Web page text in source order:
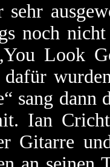
noch
Look
sang
Ian
Gitarre